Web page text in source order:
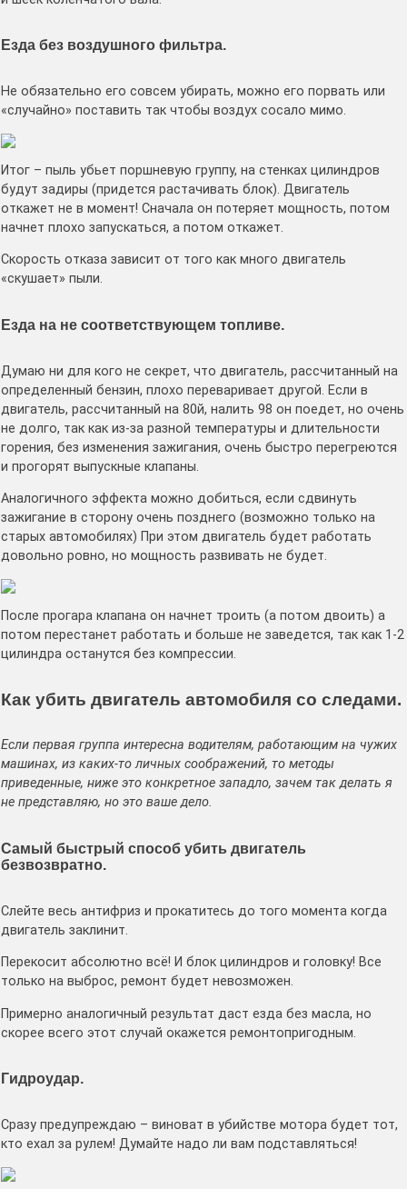
Езда без воздушного фильтра.
Не обязательно его совсем убирать, можно его порвать или
«случайно» поставить так чтобы воздух сосало мимо.
Итог – пыль убьет поршневую группу, на стенках цилиндров
будут задиры (придется растачивать блок). Двигатель
откажет не в момент! Сначала он потеряет мощность, потом
начнет плохо запускаться, а потом откажет.
Скорость отказа зависит от того как много двигатель
«скушает» пыли.
Езда на не соответствующем топливе.
Думаю ни для кого не секрет, что двигатель, рассчитанный на
определенный бензин, плохо переваривает другой. Если в
двигатель, рассчитанный на 80й, налить 98 он поедет, но очень
не долго, так как из-за разной температуры и длительности
горения, без изменения зажигания, очень быстро перегреются
и прогорят выпускные клапаны.
Аналогичного эффекта можно добиться, если сдвинуть
зажигание в сторону очень позднего (возможно только на
старых автомобилях) При этом двигатель будет работать
довольно ровно, но мощность развивать не будет.
После прогара клапана он начнет троить (а потом двоить) а
потом перестанет работать и больше не заведется, так как 1-2
цилиндра останутся без компрессии.
Как убить двигатель автомобиля со следами.
Если первая группа интересна водителям, работающим на чужих
машинах, из каких-то личных соображений, то методы
приведенные, ниже это конкретное западло, зачем так делать я
не представляю, но это ваше дело.
Самый быстрый способ убить двигатель
безвозвратно.
Слейте весь антифриз и прокатитесь до того момента когда
двигатель заклинит.
Перекосит абсолютно всё! И блок цилиндров и головку! Все
только на выброс, ремонт будет невозможен.
Примерно аналогичный результат даст езда без масла, но
скорее всего этот случай окажется ремонтопригодным.
Гидроудар.
Сразу предупреждаю – виноват в убийстве мотора будет тот,
кто ехал за рулем! Думайте надо ли вам подставляться!